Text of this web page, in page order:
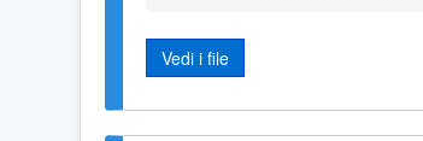
Vedi i file